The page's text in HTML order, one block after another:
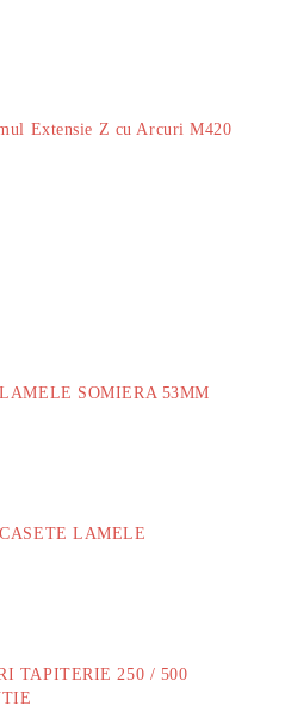
Mecanismul Extensie Z cu Arcuri M420
SOMIERA 53MM
LAMELE
TAPITERIE 250 / 500